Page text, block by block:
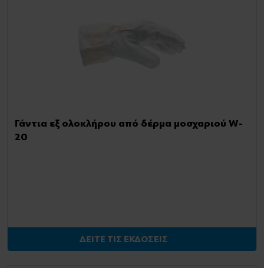
Γάντια εξ ολοκλήρου από δέρμα μοσχαριού W-
20
ΔΕΙΤΕ ΤΙΣ ΕΚΔΟΣΕΙΣ